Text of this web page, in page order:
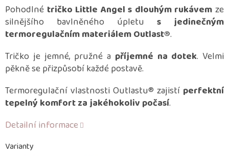
Varianty
Pohodlné tričko Little Angel s dlouhým rukávem ze
silnějšího bavlněného úpletu s jedinečným
termoregulačním materiálem Outlast®.
Tričko je jemné, pružné a příjemné na dotek. Velmi
pěkně se přizpůsobí každé postavě.
Termoregulační vlastnosti Outlastu® zajistí perfektní
tepelný komfort za jakéhokoliv počasí.
Detailní informace